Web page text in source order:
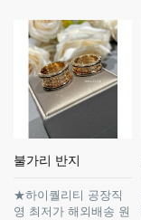
불가리 반지
★하이퀄리티 공장직
영 최저가 해외배송 원